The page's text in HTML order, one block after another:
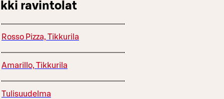
ravintolat
Rosso Pizza, Tikkurila
Amarillo, Tikkurila
Tulisuudelma